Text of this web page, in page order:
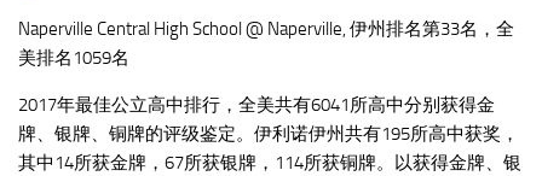
Naperville Central High School @ Naperville, 伊州排名第33名，全
美排名1059名
2017年最佳公立高中排行，全美共有6041所高中分别获得金
牌、银牌、铜牌的评级鉴定。伊利诺伊州共有195所高中获奖，
其中14所获金牌，67所获银牌，114所获铜牌。以获得金牌、银